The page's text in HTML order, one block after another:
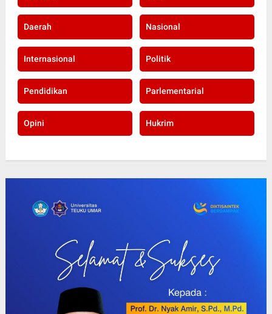
Daerah Nasional
Internasional Politik
Pendidikan Parlementarial
Opini Hukrim